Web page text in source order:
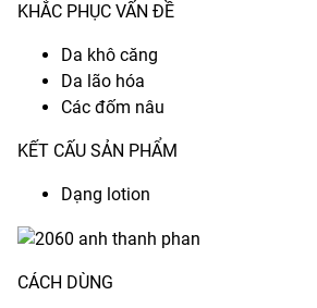
KHẮC PHỤC VẤN ĐỀ
Da khô căng
Da lão hóa
Các đốm nâu
KẾT CẤU SẢN PHẨM
Dạng lotion
CÁCH DÙNG